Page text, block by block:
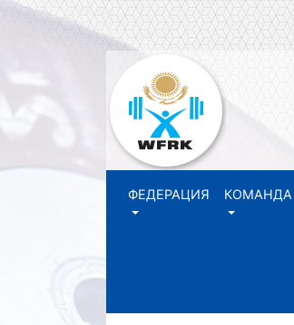
ФЕДЕРАЦИЯ КОМАНДА